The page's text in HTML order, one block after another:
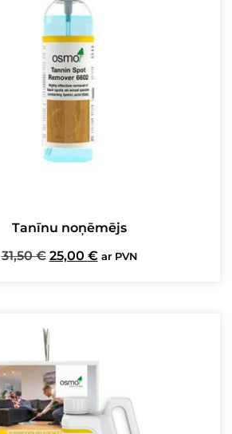
Tanīnu noņēmējs
31,50€ Original
25,00 €Current
ar PVN